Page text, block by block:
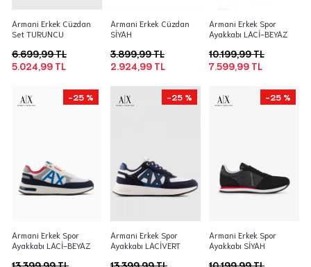
Armani Erkek Cüzdan
Set TURUNCU
5.024,99 TL
6.699,99 TL
Armani Erkek Cüzdan
SİYAH
2.924,99 TL
3.899,99 TL
Armani Erkek Spor
Ayakkabı LACİ-BEYAZ
7.599,99 TL
10.199,99 TL
-25 %
Armani Erkek Spor
Ayakkabı LACİ-BEYAZ
-25 %
Armani Erkek Spor
Ayakkabı LACİVERT
-25 %
Armani Erkek Spor
Ayakkabı SİYAH